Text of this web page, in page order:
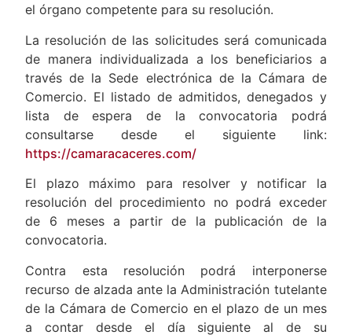
el órgano competente para su resolución.
La resolución de las solicitudes será comunicada
de manera individualizada a los beneficiarios a
través de la Sede electrónica de la Cámara de
Comercio. El listado de admitidos, denegados y
lista de espera de la convocatoria podrá
consultarse desde el siguiente link:
https://camaracaceres.com/
El plazo máximo para resolver y notificar la
resolución del procedimiento no podrá exceder
de 6 meses a partir de la publicación de la
convocatoria.
Contra esta resolución podrá interponerse
recurso de alzada ante la Administración tutelante
de la Cámara de Comercio en el plazo de un mes
a contar desde el día siguiente al de su